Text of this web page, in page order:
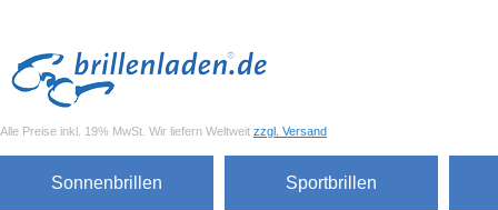
Alle Preise inkl. 19% MwSt. Wir liefern Weltweit zzgl. Versand
Sonnenbrillen Sportbrillen